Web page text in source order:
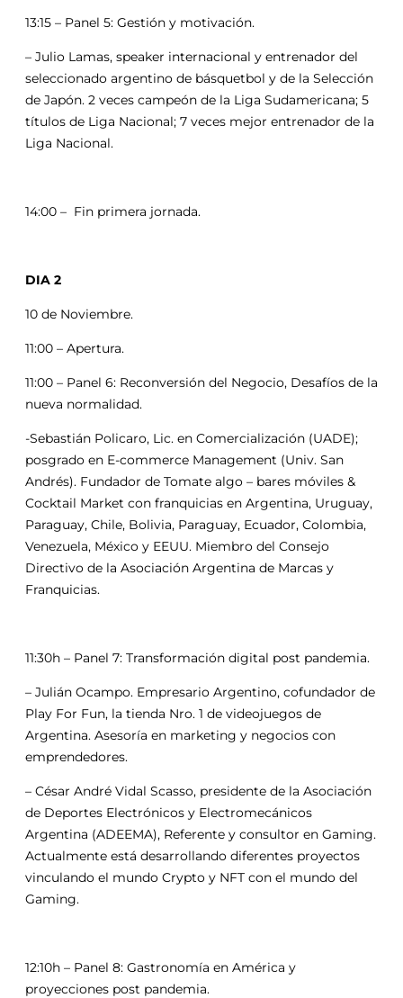
13:15 – Panel 5: Gestión y motivación.
– Julio Lamas, speaker internacional y entrenador del
seleccionado argentino de básquetbol y de la Selección
de Japón. 2 veces campeón de la Liga Sudamericana; 5
títulos de Liga Nacional; 7 veces mejor entrenador de la
Liga Nacional.
14:00 – Fin primera jornada.
DIA 2
10 de Noviembre.
11:00 – Apertura.
11:00 – Panel 6: Reconversión del Negocio, Desafíos de la
nueva normalidad.
-Sebastián Policaro, Lic. en Comercialización (UADE);
posgrado en E-commerce Management (Univ. San
Andrés). Fundador de Tomate algo – bares móviles &
Cocktail Market con franquicias en Argentina, Uruguay,
Paraguay, Chile, Bolivia, Paraguay, Ecuador, Colombia,
Venezuela, México y EEUU. Miembro del Consejo
Directivo de la Asociación Argentina de Marcas y
Franquicias.
11:30h – Panel 7: Transformación digital post pandemia.
– Julián Ocampo. Empresario Argentino, cofundador de
Play For Fun, la tienda Nro. 1 de videojuegos de
Argentina. Asesoría en marketing y negocios con
emprendedores.
– César André Vidal Scasso, presidente de la Asociación
de Deportes Electrónicos y Electromecánicos
Argentina (ADEEMA), Referente y consultor en Gaming.
Actualmente está desarrollando diferentes proyectos
vinculando el mundo Crypto y NFT con el mundo del
Gaming.
12:10h – Panel 8: Gastronomía en América y
proyecciones post pandemia.